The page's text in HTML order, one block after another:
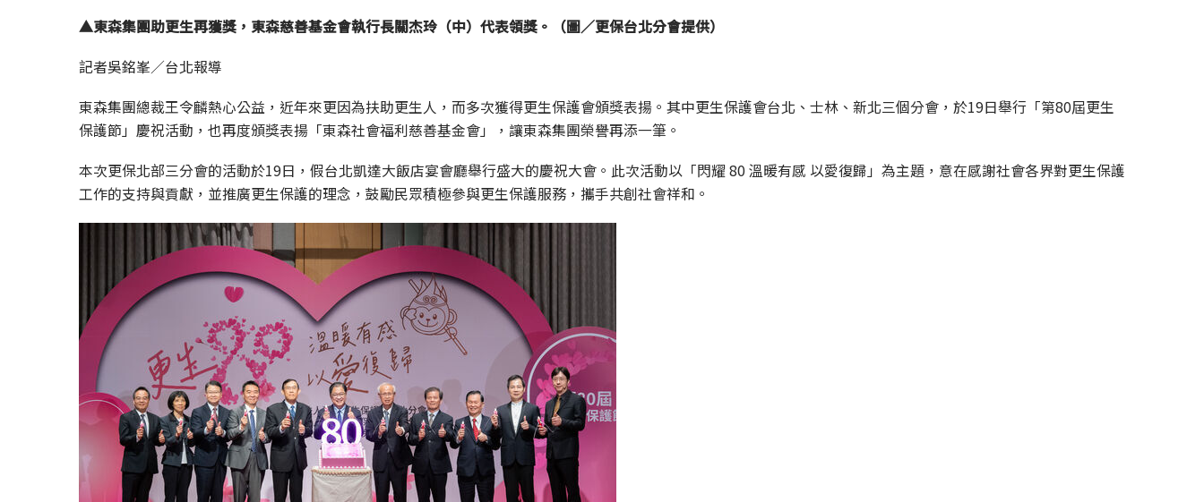
▲東森集團助更生再獲獎，東森慈善基金會執行長關杰玲（中）代表領獎。（圖／更保台北分會提供）
記者吳銘峯／台北報導
東森集團總裁王令麟熱心公益，近年來更因為扶助更生人，而多次獲得更生保護會頒獎表揚。其中更生保護會台北、士林、新北三個分會，於19日舉行「第80屆更生
保護節」慶祝活動，也再度頒獎表揚「東森社會福利慈善基金會」，讓東森集團榮譽再添一筆。
本次更保北部三分會的活動於19日，假台北凱達大飯店宴會廳舉行盛大的慶祝大會。此次活動以「閃耀 80 溫暖有感 以愛復歸」為主題，意在感謝社會各界對更生保護
工作的支持與貢獻，並推廣更生保護的理念，鼓勵民眾積極參與更生保護服務，攜手共創社會祥和。